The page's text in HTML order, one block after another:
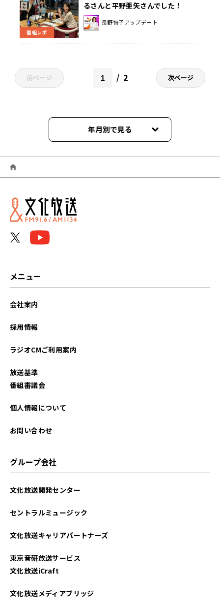
番組レポ
るさんと平野亜矢さんでした！
長野智子アップデート
前ページ 2 次ページ
年月別で見る
2026年08月
2026年07月
2026年06月
2025年09月
2025年06月
2025年01月
メニュー
会社案内
採用情報
ラジオCMご利用案内
放送基準
番組審議会
個人情報について
お問い合わせ
グループ会社
文化放送開発センター
セントラルミュージック
文化放送キャリアパートナーズ
東京音研放送サービス
文化放送iCraft
文化放送メディアブリッジ